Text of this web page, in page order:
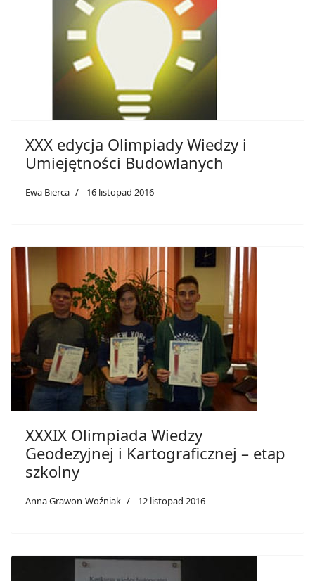
XXX edycja Olimpiady Wiedzy i
Umiejętności Budowlanych
Ewa Bierca 16 listopad 2016
XXXIX Olimpiada Wiedzy
Geodezyjnej i Kartograficznej – etap
szkolny
Anna Grawon-Woźniak 12 listopad 2016